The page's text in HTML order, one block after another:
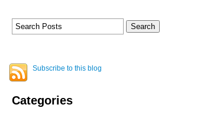
Subscribe to this blog
Categories